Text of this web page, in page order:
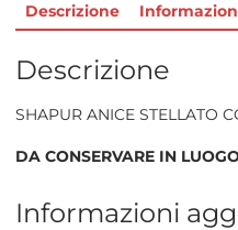
Descrizione
Descrizione
SHAPUR ANICE STELLATO
DA CONSERVARE IN
Informazioni